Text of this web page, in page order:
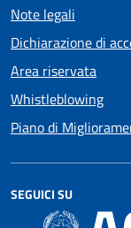
Note legali
Dichiarazione di
Area riservata
Whistleblowing
Piano di
SEGUICI SU